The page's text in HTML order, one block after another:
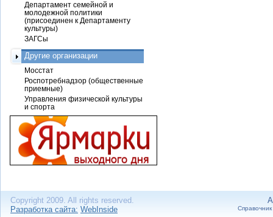
Департамент семейной и
молодежной политики
(присоединен к Департаменту
культуры)
ЗАГСы
Другие организации
Мосстат
Роспотребнадзор (общественные
приемные)
Управления физической культуры
и спорта
Copyright 2009. All rights reserved.
Разработка сайта: WebInside